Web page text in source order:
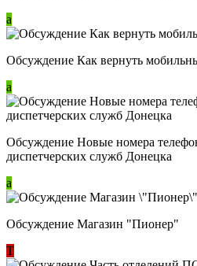
a
Обсуждение Как вернуть
a
Обсуждение Новые номера
диспетчерских служб Донецка
a
Обсуждение Магазин "Пионер"
Т